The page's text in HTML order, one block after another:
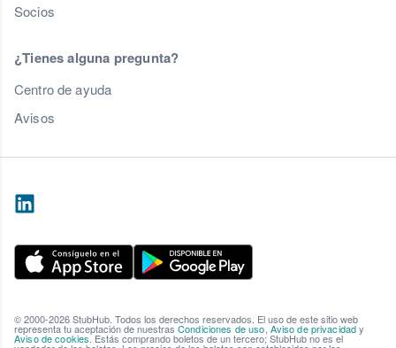
Socios
¿Tienes alguna pregunta?
Centro de ayuda
Avisos
© 2000-2026 StubHub. Todos los derechos reservados. El uso de este sitio web
representa tu aceptación de nuestras Condiciones de uso Aviso de privacidady
Aviso de cookies. Estás comprando boletos de un tercero; StubHub no es el